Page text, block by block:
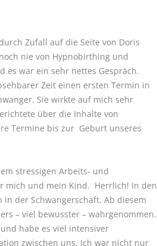
Zufall auf die Seite von Doris
nie von Hypnobirthing und
es war ein sehr nettes Gespräch.
Zeit einen ersten Termin in
Sie wirkte auf mich sehr
über die Inhalte von
Termine bis zur Geburt unseres
stressigen Arbeits- und
mich und mein Kind. Herrlich! In den
der Schwangerschaft. Ab diesem
– viel bewusster – wahrgenommen.
habe es viel intensiver
zwischen uns. Ich war nicht nur